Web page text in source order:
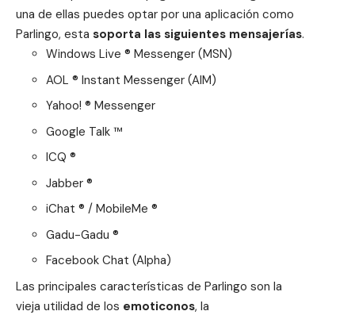
una de ellas puedes optar por una aplicación como
Parlingo, esta soporta las siguientes mensajerías.
Windows Live ® Messenger (MSN)
AOL ® Instant Messenger (AIM)
Yahoo! ® Messenger
Google Talk ™
ICQ ®
Jabber ®
iChat ® / MobileMe ®
Gadu-Gadu ®
Facebook Chat (Alpha)
Las principales características de Parlingo son la
vieja utilidad de los emoticonos, la